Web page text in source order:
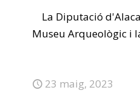
La Diputació
Museu Arqueològic i
23 maig, 2023